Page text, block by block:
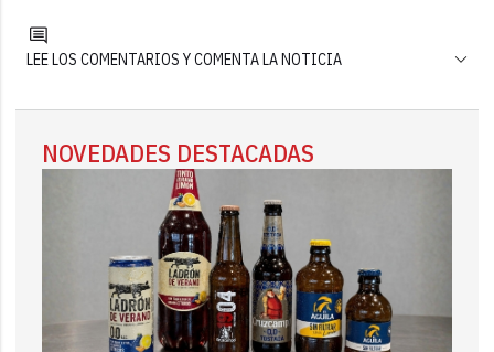
LEE LOS COMENTARIOS Y COMENTA LA NOTICIA
NOVEDADES DESTACADAS